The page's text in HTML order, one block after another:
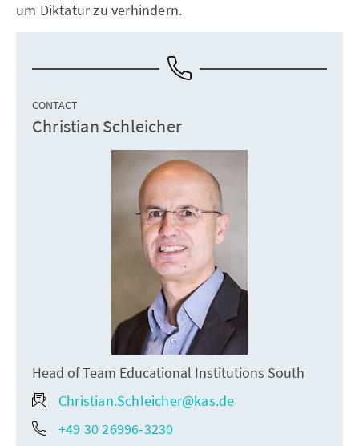
um Diktatur zu verhindern.
CONTACT
Christian Schleicher
Head of Team Educational Institutions South
Christian.Schleicher@kas.de
+49 30 26996-3230